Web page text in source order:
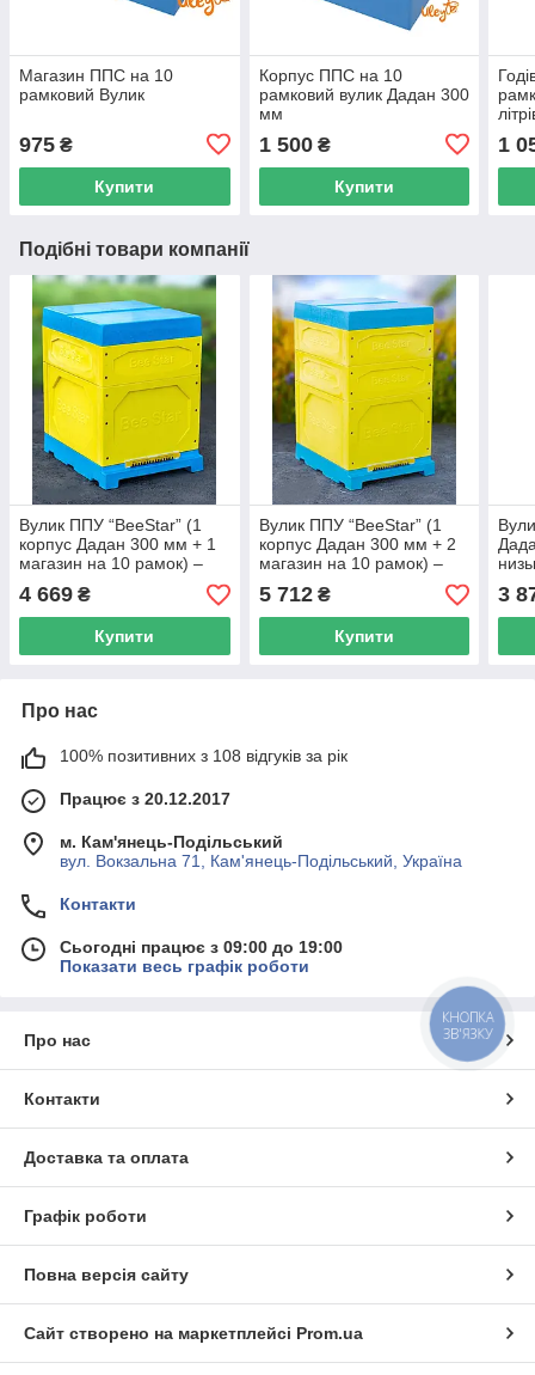
Магазин ППС на 10
рамковий Вулик
975 ₴
Купити
Корпус ППС на 10
рамковий вулик Дадан 300
мм
1 500₴
Купити
1
Подібні товари компанії
Вулик ППУ “BeeStar” (1
корпус Дадан 300 мм + 1
магазин на 10 рамок) –
кольоровий
4 669 ₴
Купити
Вулик ППУ “BeeStar” (1
корпус Дадан 300 мм + 2
магазин на 10 рамок) –
кольоровий
5 712₴
Купити
3
Про нас
100% позитивних з 108 відгуків за рік
Працює з 20.12.2017
м. Кам'янець-Подільський
вул. Вокзальна 71, Кам'янець-Подільський, Україна
Контакти
Сьогодні працює з 09:00 до 19:00
Показати весь графік роботи
Про нас
Контакти
Доставка та оплата
Графік роботи
Повна версія сайту
Сайт створено на маркетплейсі Prom.ua
КНОПКА
ЗВ'ЯЗКУ